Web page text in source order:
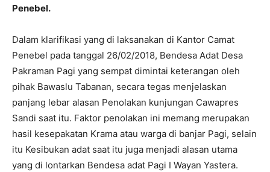
Penebel.
Dalam klarifikasi yang di laksanakan di Kantor Camat
Penebel pada tanggal 26/02/2018, Bendesa Adat Desa
Pakraman Pagi yang sempat dimintai keterangan oleh
pihak Bawaslu Tabanan, secara tegas menjelaskan
panjang lebar alasan Penolakan kunjungan Cawapres
Sandi saat itu. Faktor penolakan ini memang merupakan
hasil kesepakatan Krama atau warga di banjar Pagi, selain
itu Kesibukan adat saat itu juga menjadi alasan utama
yang di lontarkan Bendesa adat Pagi I Wayan Yastera.